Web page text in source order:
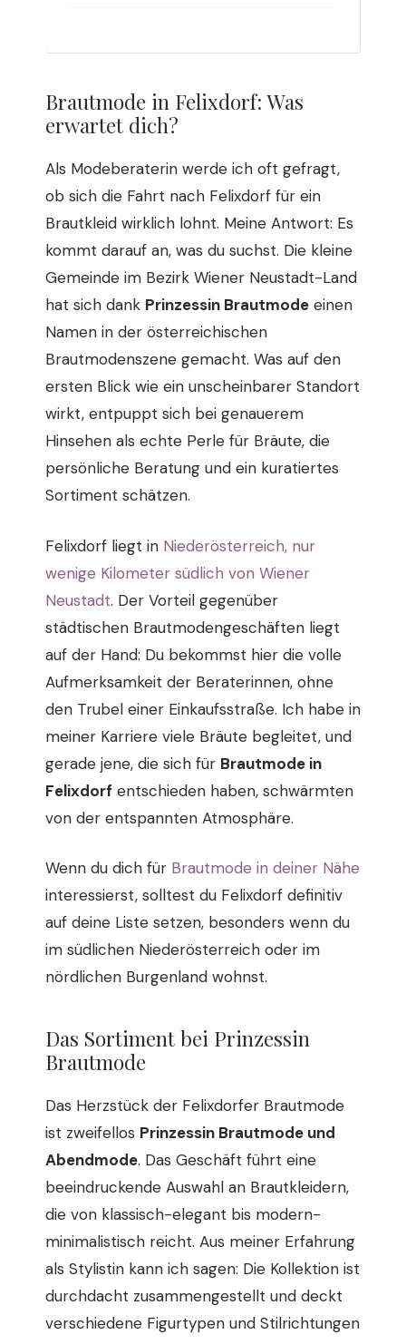
Brautmode in Felixdorf: Was
erwartet dich?
Als Modeberaterin werde ich oft gefragt,
ob sich die Fahrt nach Felixdorf für ein
Brautkleid wirklich lohnt. Meine Antwort: Es
kommt darauf an, was du suchst. Die kleine
Gemeinde im Bezirk Wiener Neustadt-Land
hat sich dank Prinzessin Brautmode einen
Namen in der österreichischen
Brautmodenszene gemacht. Was auf den
ersten Blick wie ein unscheinbarer Standort
wirkt, entpuppt sich bei genauerem
Hinsehen als echte Perle für Bräute, die
persönliche Beratung und ein kuratiertes
Sortiment schätzen.
Felixdorf liegt in Niederösterreich, nur
wenige Kilometer südlich von Wiener
Neustadt. Der Vorteil gegenüber
städtischen Brautmodengeschäften liegt
auf der Hand: Du bekommst hier die volle
Aufmerksamkeit der Beraterinnen, ohne
den Trubel einer Einkaufsstraße. Ich habe in
meiner Karriere viele Bräute begleitet, und
gerade jene, die sich für Brautmode in
Felixdorf entschieden haben, schwärmten
von der entspannten Atmosphäre.
Wenn du dich für Brautmode in deiner Nähe
interessierst, solltest du Felixdorf definitiv
auf deine Liste setzen, besonders wenn du
im südlichen Niederösterreich oder im
nördlichen Burgenland wohnst.
Das Sortiment bei Prinzessin
Brautmode
Das Herzstück der Felixdorfer Brautmode
ist zweifellos Prinzessin Brautmode und
Abendmode. Das Geschäft führt eine
beeindruckende Auswahl an Brautkleidern,
die von klassisch-elegant bis modern-
minimalistisch reicht. Aus meiner Erfahrung
als Stylistin kann ich sagen: Die Kollektion ist
durchdacht zusammengestellt und deckt
verschiedene Figurtypen und Stilrichtungen